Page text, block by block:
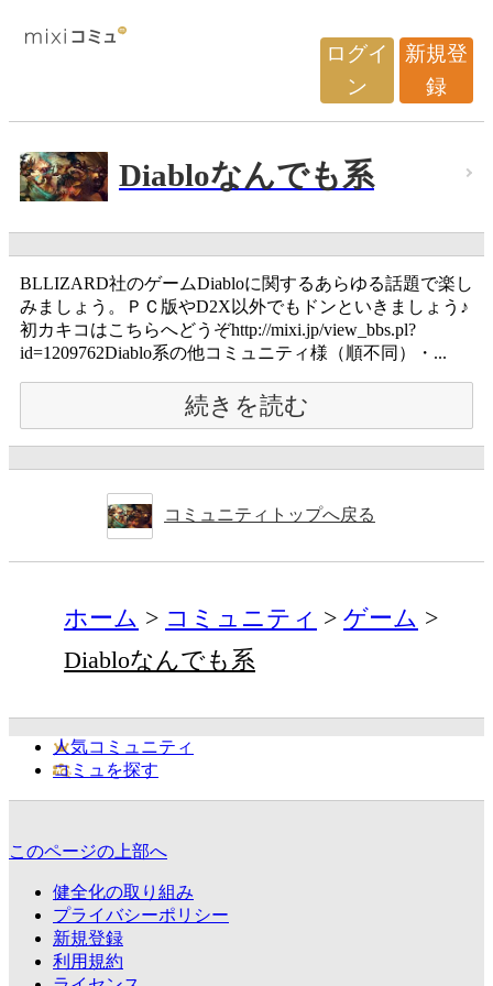
ログイ
ン
新規登
録
Diabloなんでも系
BLLIZARD社のゲームDiabloに関するあらゆる話題で楽し
みましょう。ＰＣ版やD2X以外でもドンといきましょう♪
初カキコはこちらへどうぞhttp://mixi.jp/view_bbs.pl?
id=1209762Diablo系の他コミュニティ様（順不同）・...
続きを読む
コミュニティトップへ戻る
ホーム コミュニティ
ゲーム
Diabloなんでも系
人気コミュニティ
コミュを探す
このページの上部へ
健全化の取り組み
プライバシーポリシー
新規登録
利用規約